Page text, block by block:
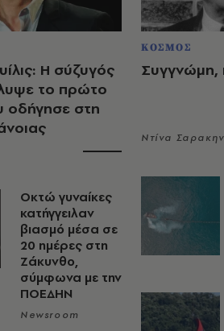
Η σύζυγός
το πρώτο
οδήγησε στη
Οκτώ γυναίκες
κατήγγειλαν
βιασμό μέσα σε
20 ημέρες στη
Ζάκυνθο,
σύμφωνα με την
ΠΟΕΔΗΝ
Newsroom
ΚΟΣΜΟΣ
Συγγνώμη,
Ντίνα